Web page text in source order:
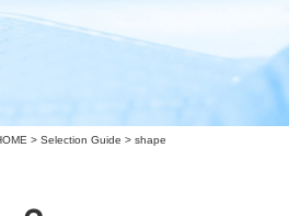
> Selection Guide > shape